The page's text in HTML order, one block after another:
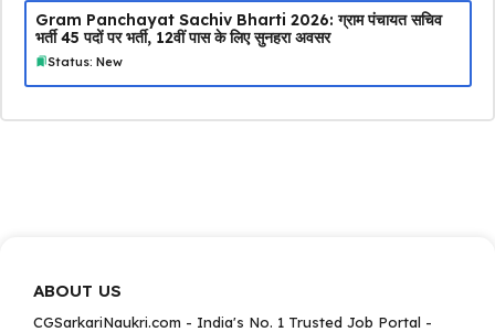
Gram Panchayat Sachiv Bharti 2026: ग्राम पंचायत सचिव
भर्ती 45 पदों पर भर्ती, 12वीं पास के लिए सुनहरा अवसर
Status: New
ABOUT US
CGSarkariNaukri.com - India's No. 1 Trusted Job Portal -